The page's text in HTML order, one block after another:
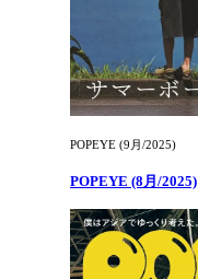
POPEYE (9月/2025)
POPEYE (8月/2025)